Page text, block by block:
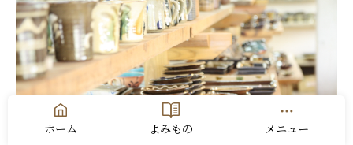
ホーム よみもの メニュー